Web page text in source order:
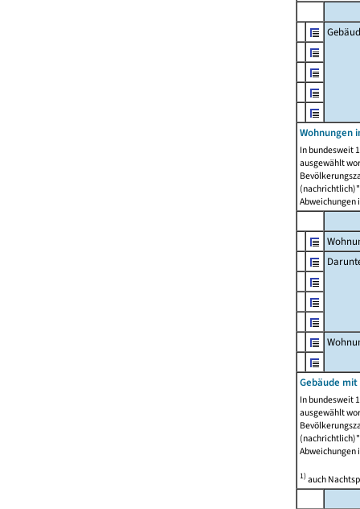
Wohnungen
In bundesweit
ausgewählt
Abweichungen
Gebäude
In bundesweit
ausgewählt
Abweichungen
1)auch